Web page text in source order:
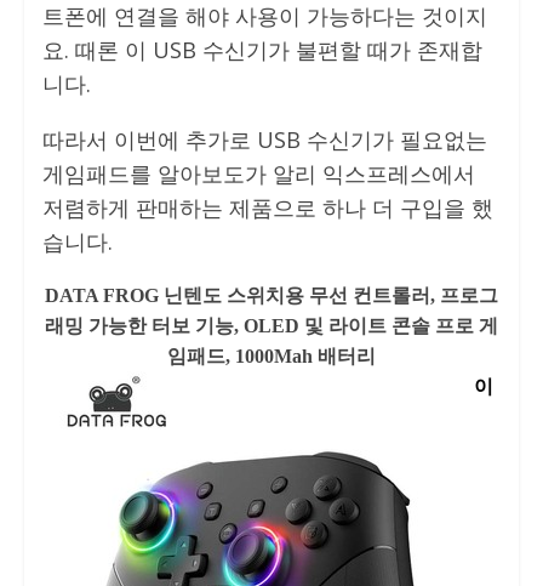
트폰에 연결을 해야 사용이 가능하다는 것이지
요. 때론 이 USB 수신기가 불편할 때가 존재합
니다.
따라서 이번에 추가로 USB 수신기가 필요없는
게임패드를 알아보도가 알리 익스프레스에서
저렴하게 판매하는 제품으로 하나 더 구입을 했
습니다.
DATA FROG 닌텐도 스위치용 무선 컨트롤러, 프로그
래밍 가능한 터보 기능, OLED 및 라이트 콘솔 프로 게
임패드, 1000Mah 배터리
이